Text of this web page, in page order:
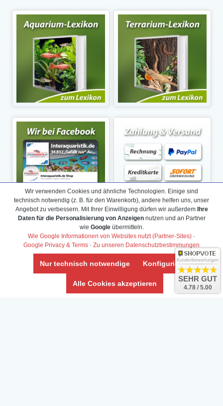
Wir verwenden Cookies und ähnliche Technologien. Einige sind
technisch notwendig (z. B. für den Warenkorb), andere helfen uns, unser
Angebot zu verbessern. Mit Ihrer Einwilligung dürfen wir außerdem Ihre
Daten für die Personalisierung von Anzeigennutzen und an Partner
wie Googleübermitteln.
Wie Google Informationen von Websites nutzt (Partner-Sites) ·
Google Privacy & Terms · Zu unseren Datenschutzbestimmungen
Nur technisch notwendige Konfigurieren
Alle Cookies akzeptieren
Kundenbewertungen
SEHR GUT
4.78 / 5.00